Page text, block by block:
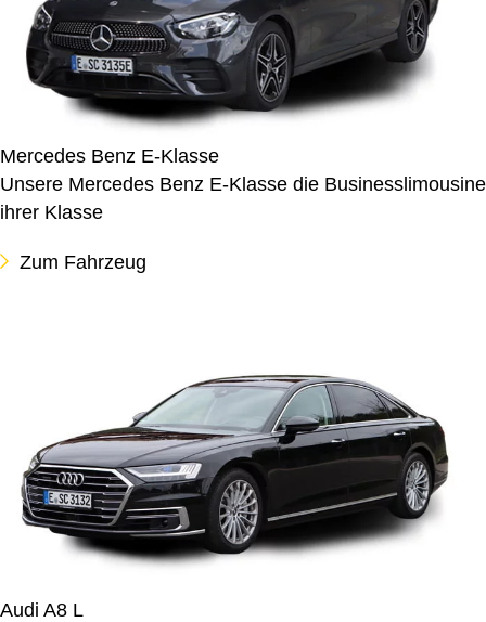
Mercedes Benz E-Klasse
Unsere Mercedes Benz E-Klasse die Businesslimousine
ihrer Klasse
Zum Fahrzeug
Audi A8 L